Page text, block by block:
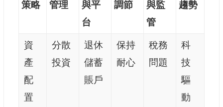
策略
管理
與平
台
調節
與監
管
趨勢
資
產
配
置
分散
投資
退休
儲蓄
賬戶
保持
耐心
稅務
問題
科
技
驅
動